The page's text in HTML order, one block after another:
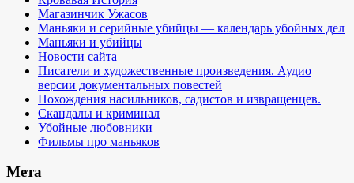
Магазинчик Ужасов
Маньяки и серийные убийцы — календарь убойных дел
Маньяки и убийцы
Новости сайта
Писатели и художественные произведения. Аудио
версии документальных повестей
Похождения насильников, садистов и извращенцев.
Скандалы и криминал
Убойные любовники
Фильмы про маньяков
Мета